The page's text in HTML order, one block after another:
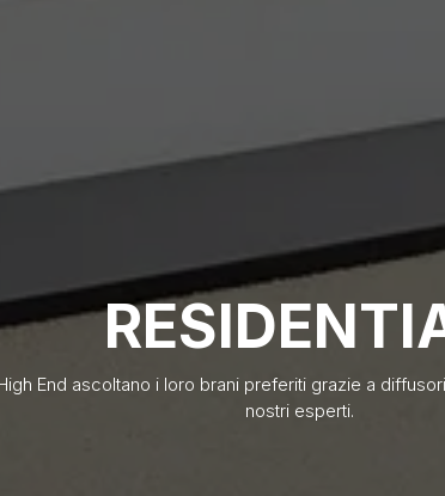
End ascoltano i loro brani preferiti grazie a
nostri esperti.